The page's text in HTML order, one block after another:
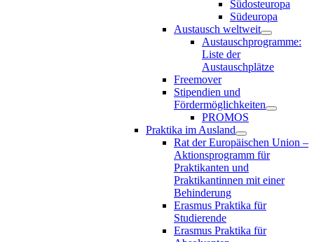
Südosteuropa
Südeuropa
Austausch weltweit
Austauschprogramme:
Liste der
Austauschplätze
Freemover
Stipendien und
Fördermöglichkeiten
PROMOS
Praktika im Ausland
Rat der Europäischen Union –
Aktionsprogramm für
Praktikanten und
Praktikantinnen mit einer
Behinderung
Erasmus Praktika für
Studierende
Erasmus Praktika für